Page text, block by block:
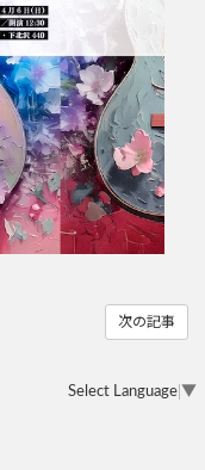
次の記事
Select Language ▼